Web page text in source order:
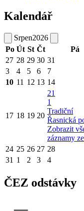
Kalendář
Srpen2026
Po Út St Čt Pá
27 28 29 30 31
3
4 5 6 7
10 11 12 13 14
17 18 19 20
21
1
Tradiční
Řasnická
Zobrazit
záznamy
24 25 26 27 28
31 1 2 3 4
ČEZ odstávky